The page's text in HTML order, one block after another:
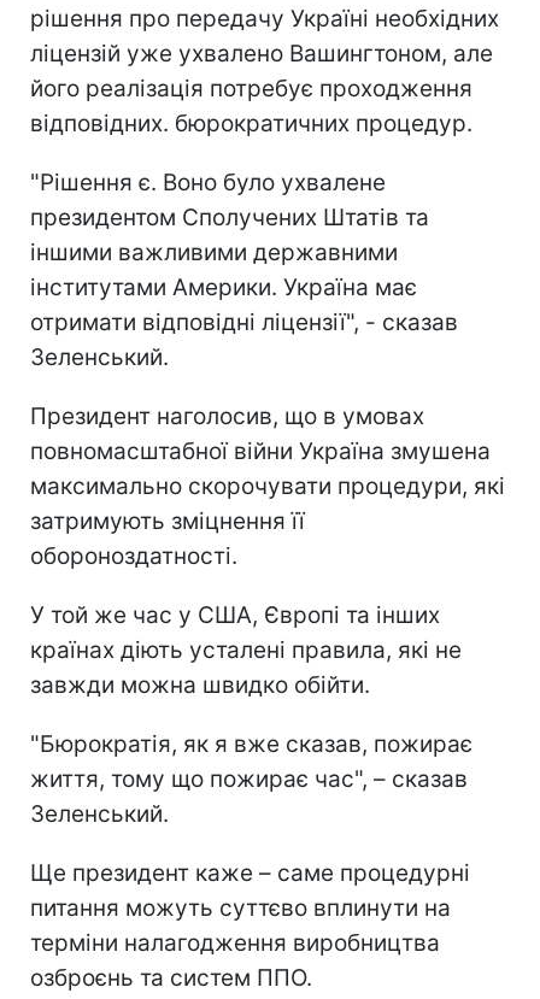
рішення про передачу Україні необхідних
ліцензій уже ухвалено Вашингтоном, але
його реалізація потребує проходження
відповідних. бюрократичних процедур.
"Рішення є. Воно було ухвалене
президентом Сполучених Штатів та
іншими важливими державними
інститутами Америки. Україна має
отримати відповідні ліцензії", - сказав
Зеленський.
Президент наголосив, що в умовах
повномасштабної війни Україна змушена
максимально скорочувати процедури, які
затримують зміцнення її
обороноздатності.
У той же час у США, Європі та інших
країнах діють усталені правила, які не
завжди можна швидко обійти.
"Бюрократія, як я вже сказав, пожирає
життя, тому що пожирає час", – сказав
Зеленський.
Ще президент каже – саме процедурні
питання можуть суттєво вплинути на
терміни налагодження виробництва
озброєнь та систем ППО.